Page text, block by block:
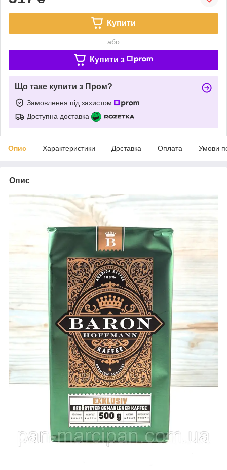
Купити
або
Купити з
Що таке купити з Пром?
Замовлення під захистом
Доступна доставка
Опис Характеристики Доставка Оплата Умови
Опис